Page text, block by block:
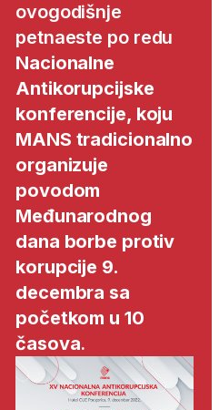
ovogodišnje
petnaeste po redu
Nacionalne
Antikorupcijske
konferencije, koju
MANS tradicionalno
organizuje
povodom
Međunarodnog
dana borbe protiv
korupcije 9.
decembra sa
početkom u 10
časova.